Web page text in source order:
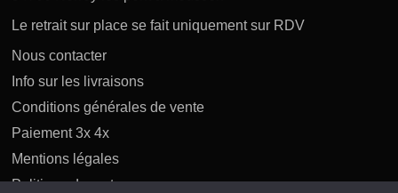
Le retrait sur place se fait uniquement sur RDV
Nous contacter
Info sur les livraisons
Conditions générales de vente
Paiement 3x 4x
Mentions légales
Politique des retours